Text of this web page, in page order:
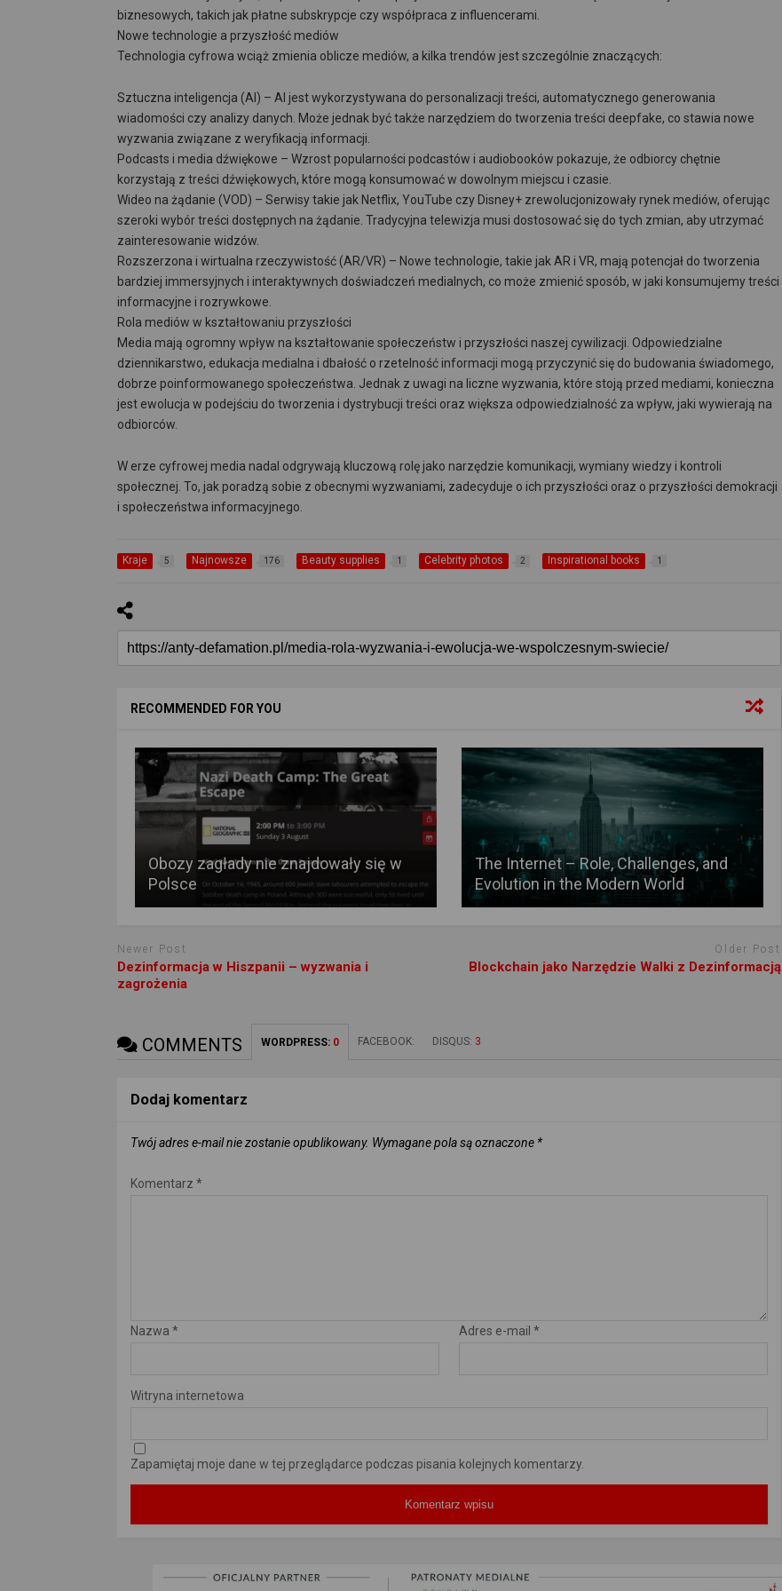
biznesowych, takich jak płatne subskrypcje czy współpraca z influencerami.
Nowe technologie a przyszłość mediów
Technologia cyfrowa wciąż zmienia oblicze mediów, a kilka trendów jest szczególnie znaczących:
Sztuczna inteligencja (AI) – AI jest wykorzystywana do personalizacji treści, automatycznego generowania
wiadomości czy analizy danych. Może jednak być także narzędziem do tworzenia treści deepfake, co stawia nowe
wyzwania związane z weryfikacją informacji.
Podcasts i media dźwiękowe – Wzrost popularności podcastów i audiobooków pokazuje, że odbiorcy chętnie
korzystają z treści dźwiękowych, które mogą konsumować w dowolnym miejscu i czasie.
Wideo na żądanie (VOD) – Serwisy takie jak Netflix, YouTube czy Disney+ zrewolucjonizowały rynek mediów, oferując
szeroki wybór treści dostępnych na żądanie. Tradycyjna telewizja musi dostosować się do tych zmian, aby utrzymać
zainteresowanie widzów.
Rozszerzona i wirtualna rzeczywistość (AR/VR) – Nowe technologie, takie jak AR i VR, mają potencjał do tworzenia
bardziej immersyjnych i interaktywnych doświadczeń medialnych, co może zmienić sposób, w jaki konsumujemy treści
informacyjne i rozrywkowe.
Rola mediów w kształtowaniu przyszłości
Media mają ogromny wpływ na kształtowanie społeczeństw i przyszłości naszej cywilizacji. Odpowiedzialne
dziennikarstwo, edukacja medialna i dbałość o rzetelność informacji mogą przyczynić się do budowania świadomego,
dobrze poinformowanego społeczeństwa. Jednak z uwagi na liczne wyzwania, które stoją przed mediami, konieczna
jest ewolucja w podejściu do tworzenia i dystrybucji treści oraz większa odpowiedzialność za wpływ, jaki wywierają na
odbiorców.
W erze cyfrowej media nadal odgrywają kluczową rolę jako narzędzie komunikacji, wymiany wiedzy i kontroli
społecznej. To, jak poradzą sobie z obecnymi wyzwaniami, zadecyduje o ich przyszłości oraz o przyszłości demokracji
i społeczeństwa informacyjnego.
Kraje 5 Najnowsze 176 Beauty supplies 1 Celebrity photos 2 Inspirational books 1
RECOMMENDED FOR YOU
Obozy zagłady nie znajdowały się w
Polsce
The Internet – Role, Challenges, and
Evolution in the Modern World
Newer Post
Dezinformacja w Hiszpanii – wyzwania i
zagrożenia
Older Post
Blockchain jako Narzędzie Walki z Dezinformacją
COMMENTS WORDPRESS: 0 FACEBOOK: DISQUS: 3
Dodaj komentarz
Twój adres e-mail nie zostanie opublikowany. Wymagane pola są oznaczone *
Komentarz *
Nazwa * Adres e-mail *
Witryna internetowa
Zapamiętaj moje dane w tej przeglądarce podczas pisania kolejnych komentarzy.